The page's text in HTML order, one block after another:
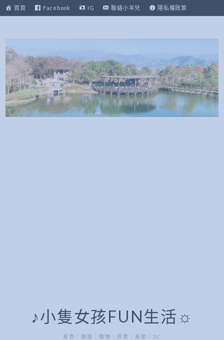
至
內
首頁 Facebook IG 聯絡小羊兒 隱私權政策
♪小隻女孩FUN生活☼
美食｜旅遊｜寵物｜保養｜美妝｜3C